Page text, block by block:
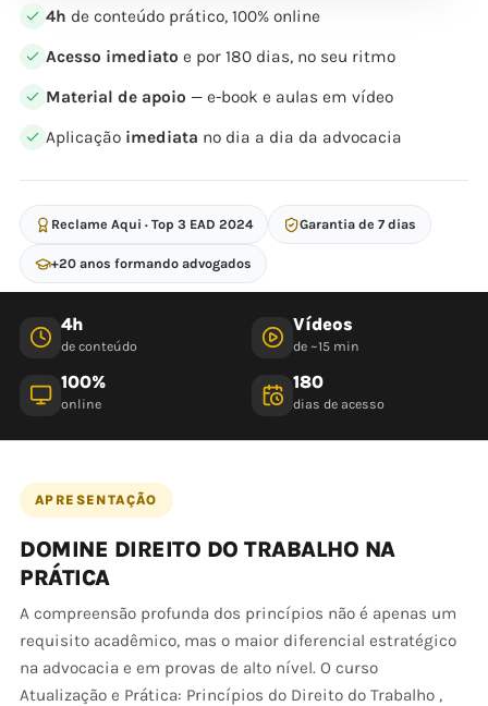
4h de conteúdo prático, 100% online
Acesso imediato e por 180 dias, no seu ritmo
Material de apoio — e-book e aulas em vídeo
Aplicação imediata no dia a dia da advocacia
Reclame Aqui · Top 3 EAD 2024 Garantia de 7 dias
+20 anos formando advogados
4h
de conteúdo
Vídeos
de ~15 min
100%
online
180
dias de acesso
APRESENTAÇÃO
DOMINE DIREITO DO TRABALHO NA
PRÁTICA
A compreensão profunda dos princípios não é apenas um
requisito acadêmico, mas o maior diferencial estratégico
na advocacia e em provas de alto nível. O curso
Atualização e Prática: Princípios do Direito do Trabalho ,